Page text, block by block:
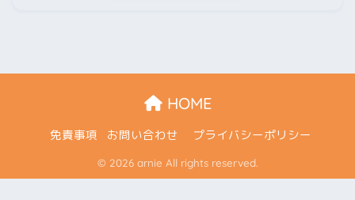
HOME
免責事項 お問い合わせ プライバシーポリシー
© 2026 arnie All rights reserved.